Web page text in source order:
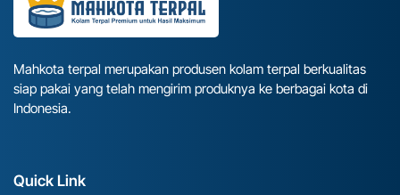
Mahkota terpal merupakan produsen kolam terpal berkualitas
siap pakai yang telah mengirim produknya ke berbagai kota di
Indonesia.
Quick Link